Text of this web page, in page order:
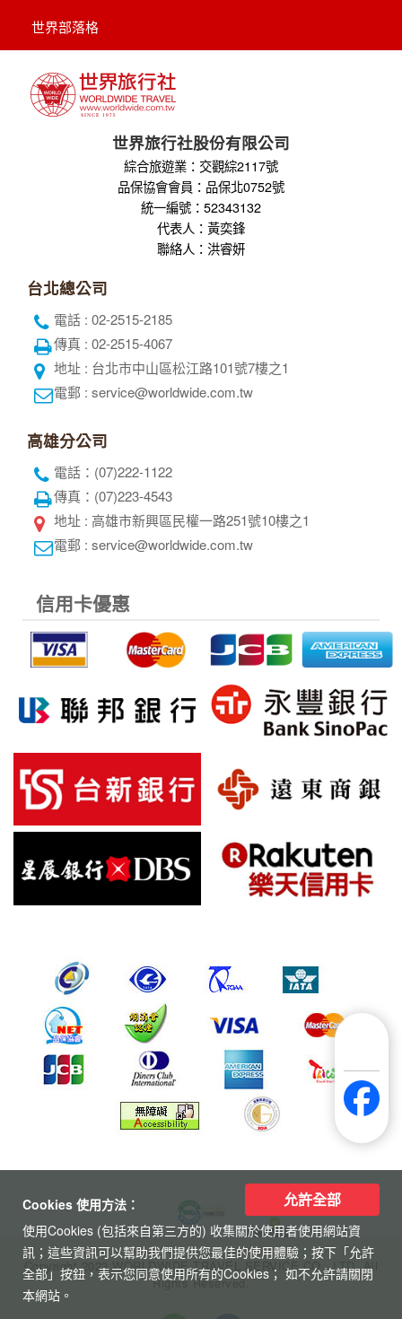
Cookies 使用方法：
使用Cookies (包括來自第三方的) 收集關於使用者使用網站資
訊；這些資訊可以幫助我們提供您最佳的使用體驗；按下「允許
全部」按鈕，表示您同意使用所有的Cookies； 如不允許請關閉
本網站。
允許全部
世界部落格
世界旅行社股份有限公司
綜合旅遊業：交觀綜2117號
品保協會會員：品保北0752號
統一編號：52343132
代表人：黃奕鋒
聯絡人：洪睿妍
台北總公司
電話 : 02-2515-2185
傳真 : 02-2515-4067
地址 : 台北市中山區松江路101號7樓之1
電郵 : service@worldwide.com.tw
高雄分公司
電話：(07)222-1122
傳真：(07)223-4543
地址 : 高雄市新興區民權一路251號10樓之1
電郵 : service@worldwide.com.tw
信用卡優惠
Copyright 2023 WORLDWIDE TRAVEL SERVICE CO., LTD. All
Rights Reserved.